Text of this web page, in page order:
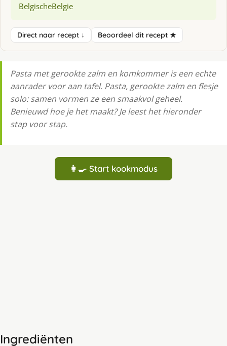
BelgischeBelgie
Direct naar recept ↓ Beoordeel dit recept ★
Pasta met gerookte zalm en komkommer is een echte
aanrader voor aan tafel. Pasta, gerookte zalm en flesje
solo: samen vormen ze een smaakvol geheel.
Benieuwd hoe je het maakt? Je leest het hieronder
stap voor stap.
👩‍🍳 Start kookmodus
Ingrediënten